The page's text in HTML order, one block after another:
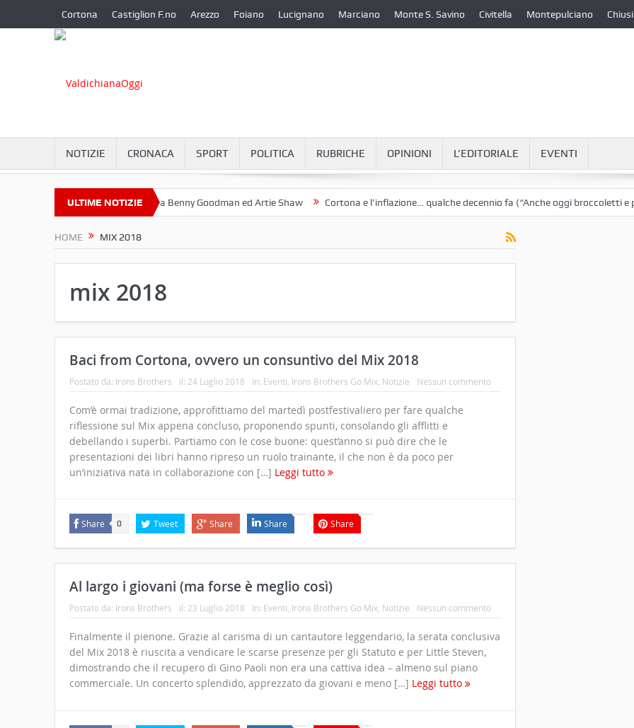
Cortona Castiglion F.no Arezzo Foiano Lucignano Marciano Monte S. Savino Civitella Montepulciano Chiusi
NOTIZIE CRONACA SPORT POLITICA RUBRICHE OPINIONI L’EDITORIALE EVENTI
ULTIME NOTIZIE
Omaggio a Benny Goodman ed Artie Shaw Cortona e l’inflazione… qualche decennio fa (“Anche oggi broccoletti e patate”)
HOME MIX 2018
mix 2018
Baci from Cortona, ovvero un consuntivo del Mix 2018
Postato da: Irons Brothers il: 24 Luglio 2018 In: Eventi Irons Brothers Go Mix, Notizie Nessun commento
Com’è ormai tradizione, approfittiamo del martedì postfestivaliero per fare qualche
riflessione sul Mix appena concluso, proponendo spunti, consolando gli afflitti e
debellando i superbi. Partiamo con le cose buone: quest’anno si può dire che le
presentazioni dei libri hanno ripreso un ruolo trainante, il che non è da poco per
un’iniziativa nata in collaborazione con […] Leggi tutto
Share 0 Tweet Share Share Share
Al largo i giovani (ma forse è meglio così)
Postato da: Irons Brothers il: 23 Luglio 2018 In: Eventi, Irons Brothers Go Mix, Notizie Nessun commento
Finalmente il pienone. Grazie al carisma di un cantautore leggendario, la serata conclusiva
del Mix 2018 è riuscita a vendicare le scarse presenze per gli Statuto e per Little Steven,
dimostrando che il recupero di Gino Paoli non era una cattiva idea – almeno sul piano
commerciale. Un concerto splendido, apprezzato da giovani e meno […] Leggi tutto